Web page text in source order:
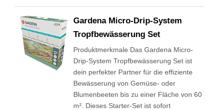
Gardena Micro-Drip-System
Tropfbewässerung Set
Produktmerkmale Das Gardena Micro-
Drip-System Tropfbewässerung Set ist
dein perfekter Partner für die effiziente
Bewässerung von Gemüse- oder
Blumenbeeten bis zu einer Fläche von 60
m². Dieses Starter-Set ist sofort